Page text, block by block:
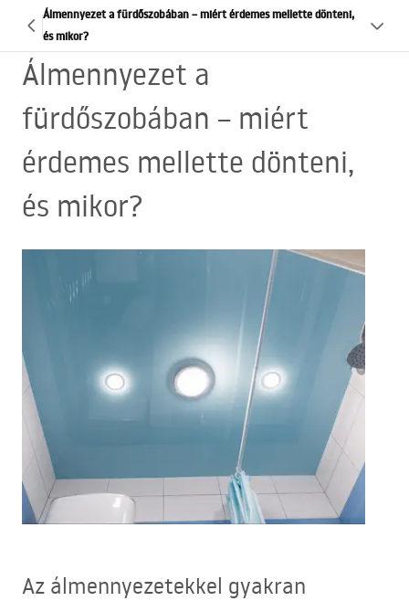
Álmennyezet a fürdőszobában – miért érdemes mellette dönteni,
és mikor?
Álmennyezet a
fürdőszobában – miért
érdemes mellette dönteni,
és mikor?
Az álmennyezetekkel gyakran